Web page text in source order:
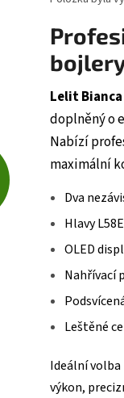
Lelit Bianca
doplněný o
Nabízí
maximální
Dva
Hlavy
OLED
Nahřívací
Leštěné
Ideální
výkon,